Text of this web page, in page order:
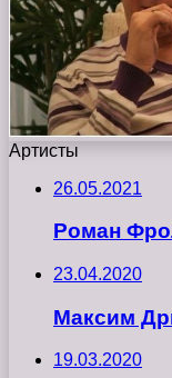
Артисты
26.05.2021
Роман
23.04.2020
Максим
19.03.2020